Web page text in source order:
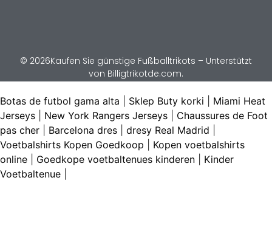
© 2026Kaufen Sie günstige Fußballtrikots – Unterstützt
von Billigtrikotde.com.
Botas de futbol gama alta Sklep Buty korki
Miami Heat
Jerseys
New York Rangers Jerseys
Chaussures de Foot
pas cher
Barcelona dres dresy Real Madrid
Voetbalshirts Kopen Goedkoop
Kopen voetbalshirts
online
Goedkope voetbaltenues kinderen
Kinder
Voetbaltenue